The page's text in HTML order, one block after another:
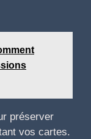
préserver
vos cartes.